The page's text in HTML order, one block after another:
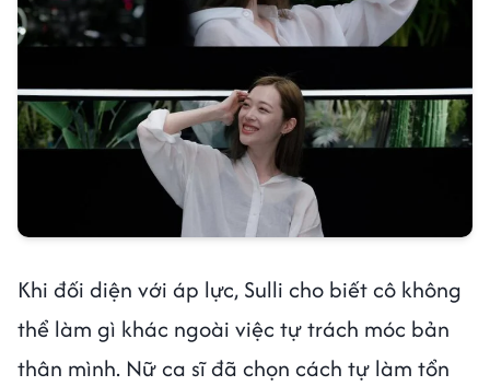
Khi đối diện với áp lực, Sulli cho biết cô không
thể làm gì khác ngoài việc tự trách móc bản
thân mình. Nữ ca sĩ đã chọn cách tự làm tổn